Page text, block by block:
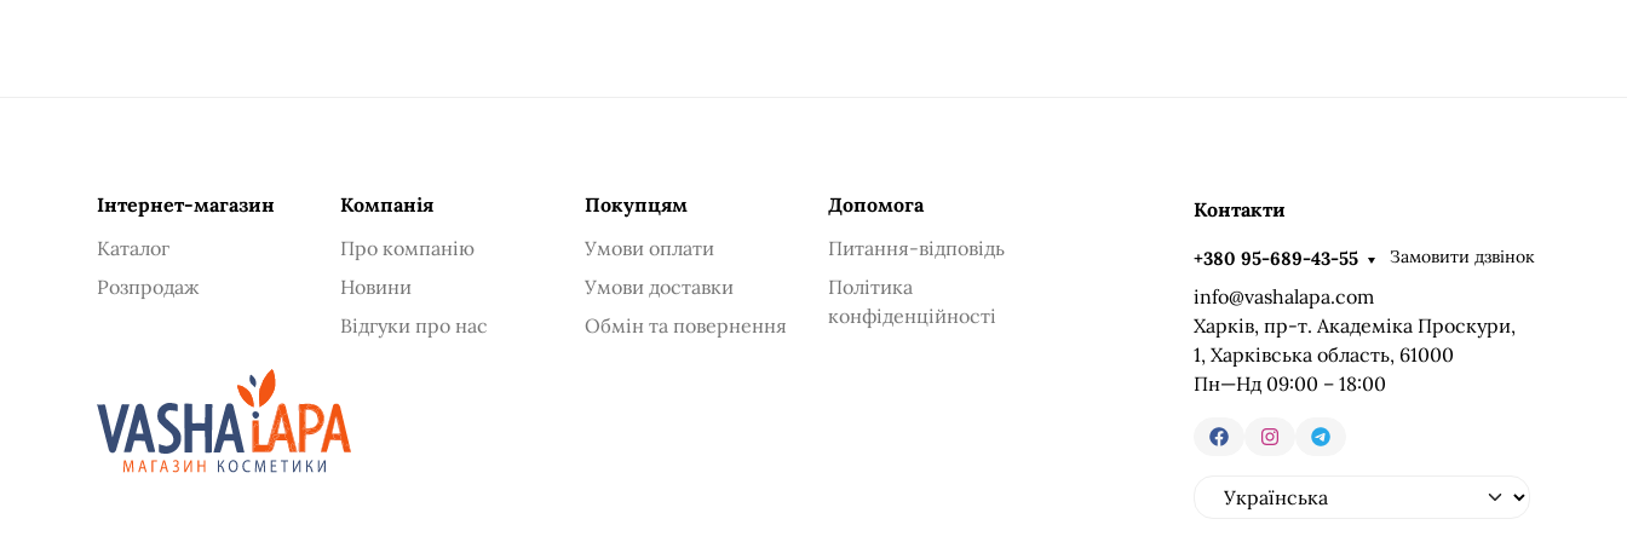
Інтернет-магазин
Каталог
Розпродаж
Компанія
Про компанію
Новини
Відгуки про нас
Покупцям
Умови оплати
Умови доставки
Обмін та повернення
Допомога
Питання-відповідь
Політика
конфіденційності
Контакти
+380 95-689-43-55 Замовити дзвінок
info@vashalapa.com
Харків, пр-т. Академіка Проскури,
1, Харківська область, 61000
Пн—Нд 09:00 – 18:00